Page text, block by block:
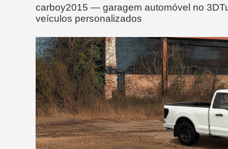
carboy2015 — garagem automóvel no
veículos personalizados